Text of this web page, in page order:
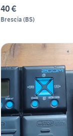
40 €
Brescia (BS)